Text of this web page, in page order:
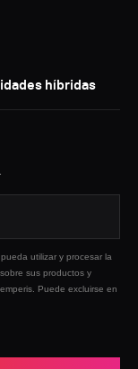
híbridas
utilizar y procesar la
sus productos y
Puede excluirse en